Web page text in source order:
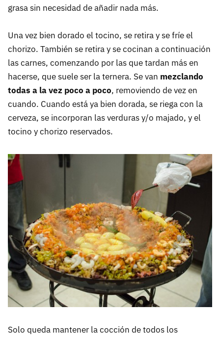
grasa sin necesidad de añadir nada más.
Una vez bien dorado el tocino, se retira y se fríe el
chorizo. También se retira y se cocinan a continuación
las carnes, comenzando por las que tardan más en
hacerse, que suele ser la ternera. Se van mezclando
todas a la vez poco a poco, removiendo de vez en
cuando. Cuando está ya bien dorada, se riega con la
cerveza, se incorporan las verduras y/o majado, y el
tocino y chorizo reservados.
Solo queda mantener la cocción de todos los